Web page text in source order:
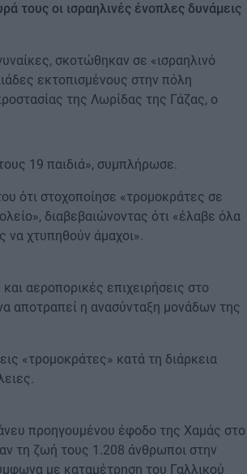
τους οι ισραηλινές ένοπλες δυνάμεις
σκοτώθηκαν σε «ισραηλινό
εκτοπισμένους στην πόλη
της Λωρίδας της Γάζας, ο
19 παιδιά», συμπλήρωσε.
ότι στοχοποίησε «τρομοκράτες σε
διαβεβαιώνοντας ότι «έλαβε όλα
να χτυπηθούν άμαχοι».
αεροπορικές επιχειρήσεις στο
αποτραπεί η ανασύνταξη μονάδων της
«τρομοκράτες» κατά τη διάρκεια
προηγουμένου έφοδο της Χαμάς στο
τη ζωή τους 1.208 άνθρωποι στην
με καταμέτρηση του Γαλλικού